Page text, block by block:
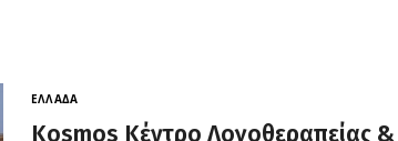
ΕΛΛΆΔΑ
Kosmos Κέντρο Λογοθεραπείας &